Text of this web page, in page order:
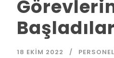
Başladılar
18 EKIM 2022